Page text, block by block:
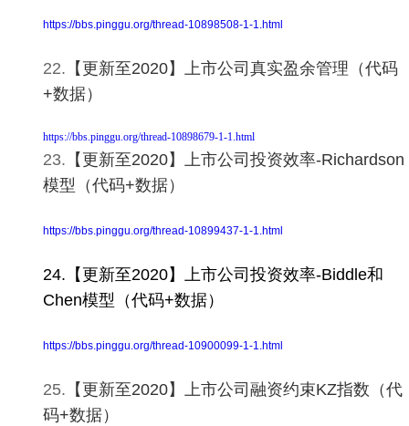
https://bbs.pinggu.org/thread-10898508-1-1.html
22. 【更新至2020】上市公司真实盈余管理（代码
+数据）
https://bbs.pinggu.org/thread-10898679-1-1.html
23. 【更新至2020】上市公司投资效率-Richardson
模型（代码+数据）
https://bbs.pinggu.org/thread-10899437-1-1.html
24. 【更新至2020】上市公司投资效率-Biddle和
Chen模型（代码+数据）
https://bbs.pinggu.org/thread-10900099-1-1.html
25. 【更新至2020】上市公司融资约束KZ指数（代
码+数据）